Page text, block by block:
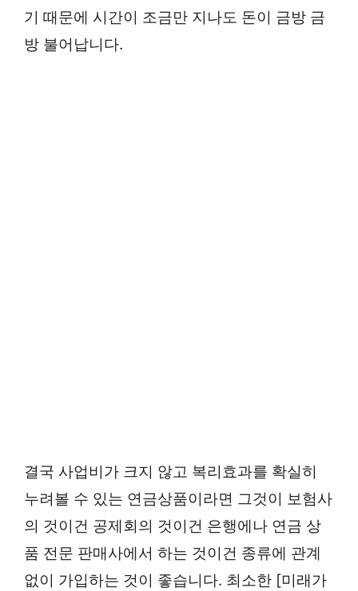
기 때문에 시간이 조금만 지나도 돈이 금방 금
방 불어납니다.
결국 사업비가 크지 않고 복리효과를 확실히
누려볼 수 있는 연금상품이라면 그것이 보험사
의 것이건 공제회의 것이건 은행에나 연금 상
품 전문 판매사에서 하는 것이건 종류에 관계
없이 가입하는 것이 좋습니다. 최소한 [미래가